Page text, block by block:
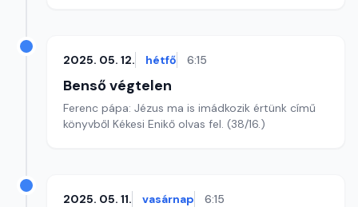
2025. 05. 12. hétfő 6:15
Benső végtelen
Ferenc pápa: Jézus ma is imádkozik értünk című
könyvből Kékesi Enikő olvas fel. (38/16.)
2025. 05. 11. vasárnap 6:15